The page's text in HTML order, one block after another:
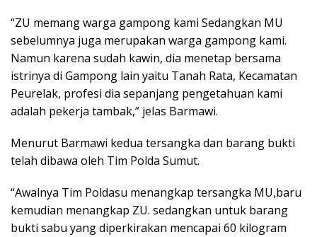
“ZU memang warga gampong kami Sedangkan MU
sebelumnya juga merupakan warga gampong kami.
Namun karena sudah kawin, dia menetap bersama
istrinya di Gampong lain yaitu Tanah Rata, Kecamatan
Peurelak, profesi dia sepanjang pengetahuan kami
adalah pekerja tambak,” jelas Barmawi.
Menurut Barmawi kedua tersangka dan barang bukti
telah dibawa oleh Tim Polda Sumut.
“Awalnya Tim Poldasu menangkap tersangka MU,baru
kemudian menangkap ZU. sedangkan untuk barang
bukti sabu yang diperkirakan mencapai 60 kilogram